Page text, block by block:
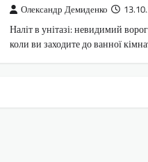
Олександр Демиденко
Наліт в унітазі: невидимий
коли ви заходите до ванної